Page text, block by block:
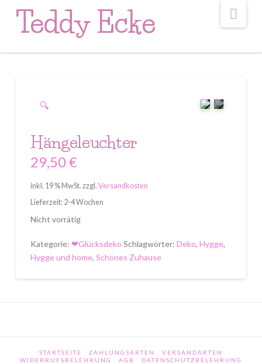
Teddy Ecke
🔍
Hängeleuchter
29,50€
inkl. 19 % MwSt. zzgl. Versandkosten
Lieferzeit: 2-4 Wochen
Nicht vorrätig
Kategorie: ❤Glücksdeko Schlagwörter: Deko, Hygge,
Hygge und home, Schönes Zuhause
STARTSEITE ZAHLUNGSARTEN
VERSANDARTEN
WIDERRUFSBELEHRUNG
AGB
DATENSCHUTZBELEHRUNG